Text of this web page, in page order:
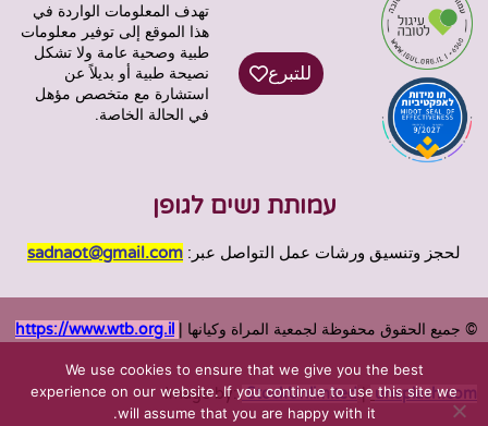
للتبرع
تهدف المعلومات الواردة في
هذا الموقع إلى توفير معلومات
طبية وصحية عامة ولا تشكل
نصيحة طبية أو بديلاً عن
استشارة مع متخصص مؤهل
في الحالة الخاصة.
עמותת נשים לגופן
لحجز وتنسيق ورشات عمل التواصل عبر: sadnaot@gmail.com
© جميع الحقوق محفوظة لجمعية المراة وكيانها | https://www.wtb.org.il
Image by:StockUnlimited| unsplash.com
We use cookies to ensure that we give you the best
experience on our website. If you continue to use this site we
will assume that you are happy with it.